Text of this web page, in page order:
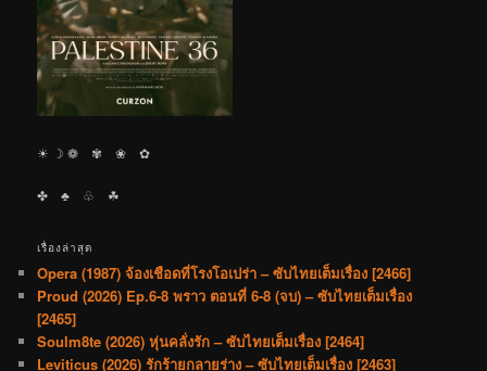
☀︎ ☽ ❁ ✾ ❀ ✿
✤ ♣︎ ♧ ☘︎
เรื่องล่าสุด
Opera (1987) จ้องเชือดที่โรงโอเปร่า – ซับไทยเต็มเรื่อง [2466]
Proud (2026) Ep.6-8 พราว ตอนที่ 6-8 (จบ) – ซับไทยเต็มเรื่อง
[2465]
Soulm8te (2026) หุ่นคลั่งรัก – ซับไทยเต็มเรื่อง [2464]
Leviticus (2026) รักร้ายกลายร่าง – ซับไทยเต็มเรื่อง [2463]